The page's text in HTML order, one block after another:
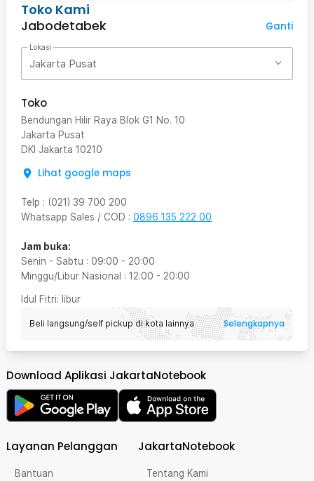
Toko Kami
Jabodetabek
Ganti
Lokasi
Jakarta Pusat
Toko
Bendungan Hilir Raya Blok G1 No. 10
Jakarta Pusat
DKI Jakarta 10210
Lihat google maps
Telp : (021) 39 700 200
Whatsapp Sales / COD : 0896 135 222 00
Jam buka:
Senin - Sabtu : 09:00 - 20:00
Minggu/Libur Nasional : 12:00 - 20:00
Idul Fitri: libur
Beli langsung/self pickup di kota lainnya Selengkapnya
Download Aplikasi JakartaNotebook
Layanan Pelanggan
Bantuan
JakartaNotebook
Tentang Kami